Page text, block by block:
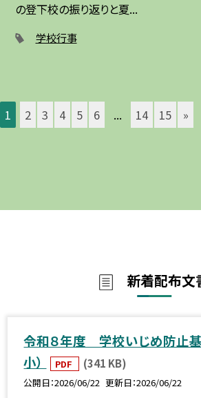
の登下校の振り返りと夏...
学校行事
1 2 3 4 5 6 ... 14 15 »
新着配布文
令和８年度 学校いじめ防止
小）
PDF (341 KB)
公開日 2026/06/22 更新日 2026/06/22